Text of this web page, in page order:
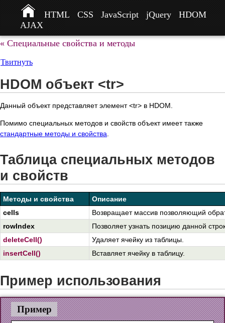
HTML CSS JavaScript jQuery
HDOM
AJAX
« Специальные свойства и методы
Твитнуть
HDOM объект <tr>
Данный объект представляет элемент <tr> в HDOM.
Помимо специальных методов и свойств объект имеет также
стандартные методы и свойства.
Таблица специальных методов
и свойств
Методы и свойства
Описание
cells
Возвращает массив позволяющий
rowIndex
Позволяет узнать позицию данной
deleteCell()
Удаляет ячейку из таблицы.
insertCell()
Вставляет ячейку в таблицу.
Пример использования
Пример